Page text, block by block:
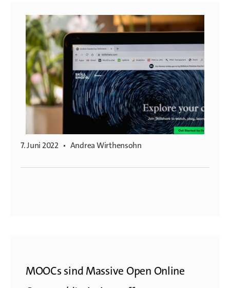
7. Juni 2022 Andrea Wirthensohn
MOOCs sind Massive Open Online